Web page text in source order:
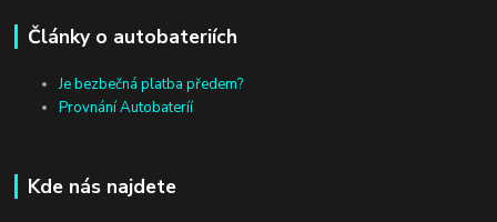
Články o autobateriích
Je bezbečná platba předem?
Provnání Autobateríí
Kde nás najdete